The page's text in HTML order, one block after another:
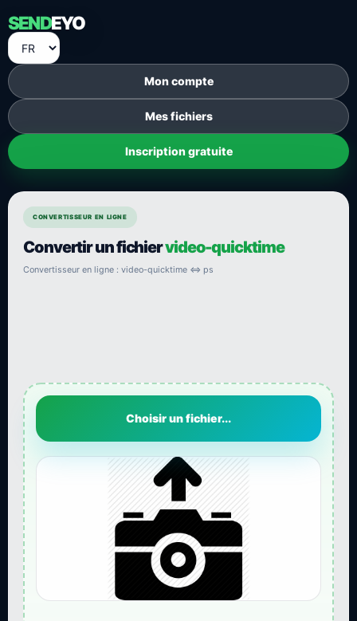
SENDEYO
Mon compte
Mes fichiers
Inscription gratuite
CONVERTISSEUR EN LIGNE
Convertir un fichiervideo-quicktime
Convertisseur en ligne : video-quicktime ⇔ ps
Choisir un fichier...